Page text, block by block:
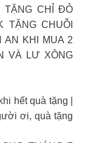
TẶNG CHỈ ĐỎ
TẶNG CHUỖI
AN KHI MUA 2
VÀ LƯ XÔNG
hết quà tặng |
ơi, quà tặng